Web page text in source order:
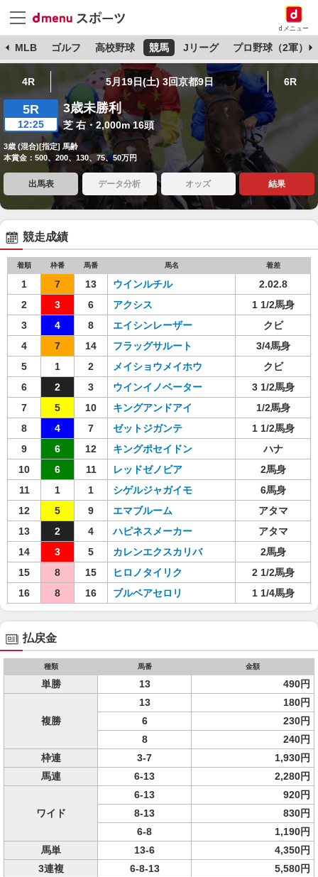
dメニュー
MLB ゴルフ 高校野球 競馬 Jリーグ プロ野球（2軍）
4R 5月19日(土) 3回京都9日 6R
5R
12:25
3歳未勝利
芝 右・2,000m 16頭
3歳 (混合)[指定] 馬齢
本賞金：500、200、130、75、50万円
出馬表 データ分析 オッズ 結果
競走成績
着順 枠番 馬番 馬名 着差
1 7 13 ウインルチル
2.02.8
2
3 6 アクシス
1 1/2馬身
3
4 8 エイシンレーザー
クビ
4
7 14 フラッグサルート
3/4馬身
5
1 2 メイショウメイホウ
クビ
6
2 3 ウインイノベーター
3 1/2馬身
7
5 10 キングアンドアイ
1/2馬身
8
4 7 ゼットジガンテ
1 1/2馬身
9
6 12 キングポセイドン
ハナ
10
6 11 レッドゼノビア
2馬身
11
1 1 シゲルジャガイモ
6馬身
12
5 9 エマブルーム
アタマ
13
2 4 ハピネスメーカー
アタマ
14
3 5 カレンエクスカリバ
2馬身
15
8 15 ヒロノタイリク
2 1/2馬身
16
8 16 ブルベアセロリ 1 1/4馬身
払戻金
種類 馬番 金額
単勝 13 490円
複勝
13
180円
6
230円
8
240円
枠連
3-7
1,930円
馬連
6-13 2,280円
ワイド
6-13
920円
8-13
830円
6-8
1,190円
馬単
13-6
4,350円
3連複
6-8-13
5,580円